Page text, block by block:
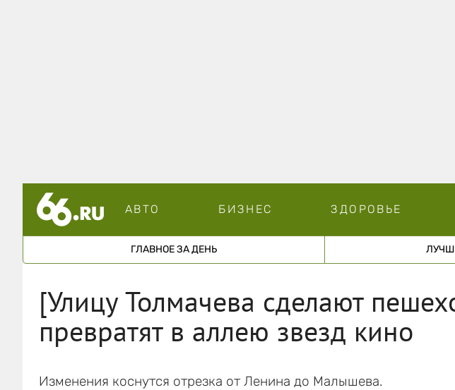
АВТО БИЗНЕС ЗДОРОВЬЕ
ГЛАВНОЕ ЗА ДЕНЬ
[Улицу Толмачева сделают
превратят в аллею звезд кино
Изменения коснутся отрезка от Ленина до Малышева.